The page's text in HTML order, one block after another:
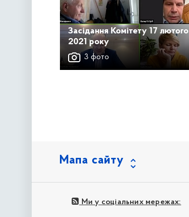
Засідання Комітету 17 лютого
2021 року
3 фото
Мапа сайту
Ми у соціальних мережах: